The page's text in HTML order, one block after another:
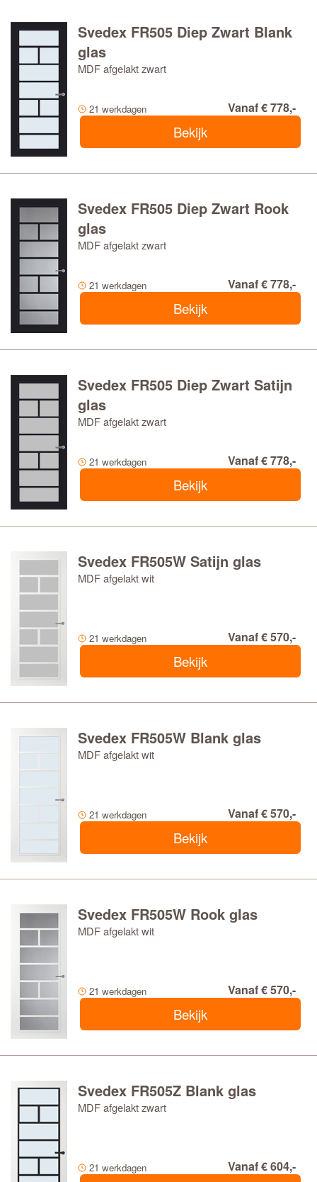
Svedex FR505 Diep Zwart Blank
glas
MDF afgelakt zwart
21 werkdagen Vanaf € 778,-
Bekijk
Svedex FR505 Diep Zwart Rook
glas
MDF afgelakt zwart
21 werkdagen Vanaf € 778,-
Bekijk
Svedex FR505 Diep Zwart Satijn
glas
MDF afgelakt zwart
21 werkdagen Vanaf € 778,-
Bekijk
Svedex FR505W Satijn glas
MDF afgelakt wit
21 werkdagen Vanaf € 570,-
Bekijk
Svedex FR505W Blank glas
MDF afgelakt wit
21 werkdagen Vanaf € 570,-
Bekijk
Svedex FR505W Rook glas
MDF afgelakt wit
21 werkdagen Vanaf € 570,-
Bekijk
Svedex FR505Z Blank glas
MDF afgelakt zwart
21 werkdagen Vanaf € 604,-